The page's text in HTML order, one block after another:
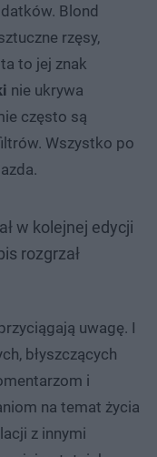
Blond
rzęsy,
to jej znak
nie ukrywa
często są
Wszystko po
w kolejnej edycji
rozgrzał
uwagę. I
błyszczących
i
na temat życia
z innymi